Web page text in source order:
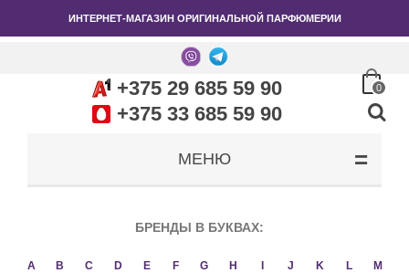
ИНТЕРНЕТ-МАГАЗИН ОРИГИНАЛЬНОЙ ПАРФЮМЕРИИ
+375 29 685 59 90
+375 33 685 59 90
0
МЕНЮ
БРЕНДЫ В БУКВАХ:
A B C D E F G H J K L M